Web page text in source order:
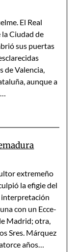
El Real
la Ciudad de
sus puertas
de Valencia,
aunque a
extremeño
la efigie del
interpretación
con un Ecce-
Madrid; otra,
Sres. Márquez
años…